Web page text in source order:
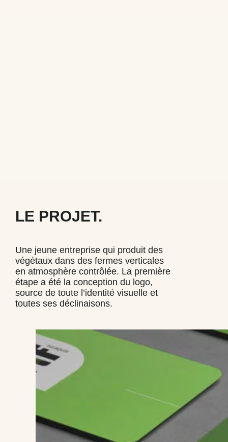
LE PROJET.
Une jeune entreprise qui produit des
végétaux dans des fermes verticales
en atmosphère contrôlée. La première
étape a été la conception du logo,
source de toute l’identité visuelle et
toutes ses déclinaisons.